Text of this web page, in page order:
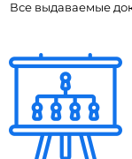
Все выдаваемые